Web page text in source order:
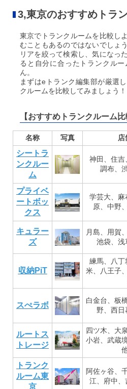
3,東京のおすすめトラ
東京でトランクルームを比較し
むこともあるのではないでしょ
リアを絞って検索し、気になっ
ると自分に合ったトランクル
ん。
まずはeトランク編集部が厳選
クルームを比較してみましょう！
【おすすめトランクルーム比
名称 写真 店
シートラ
ンクルー
ム
神田、住吉
調布、
プライベ
ートボッ
クス
学芸大、麻
原、中野
キュラー
ズ
月島、用賀
池袋、浅
収納PiT
練馬、八丁
米、八王子
スぺラボ
白金台、板
野、西日
ルートス
トレージ
四ツ木、大
小岩、武蔵
トランク
ルーム東
京
阿佐ヶ谷、
江、府中、